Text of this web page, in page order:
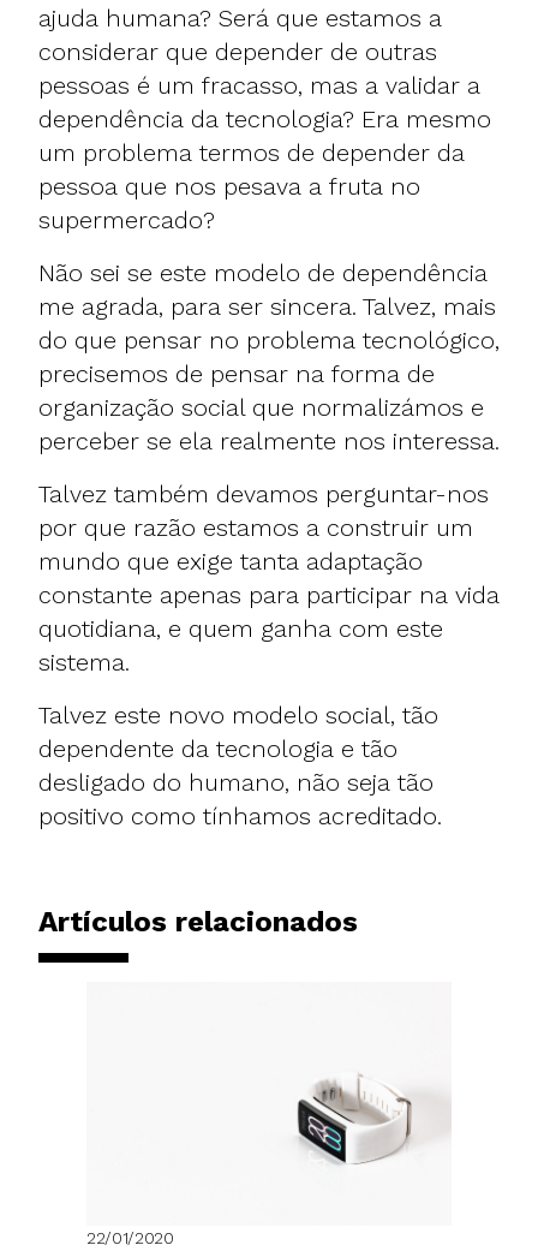
ajuda humana? Será que estamos a
considerar que depender de outras
pessoas é um fracasso, mas a validar a
dependência da tecnologia? Era mesmo
um problema termos de depender da
pessoa que nos pesava a fruta no
supermercado?
Não sei se este modelo de dependência
me agrada, para ser sincera. Talvez, mais
do que pensar no problema tecnológico,
precisemos de pensar na forma de
organização social que normalizámos e
perceber se ela realmente nos interessa.
Talvez também devamos perguntar-nos
por que razão estamos a construir um
mundo que exige tanta adaptação
constante apenas para participar na vida
quotidiana, e quem ganha com este
sistema.
Talvez este novo modelo social, tão
dependente da tecnologia e tão
desligado do humano, não seja tão
positivo como tínhamos acreditado.
Artículos relacionados
22/01/2020